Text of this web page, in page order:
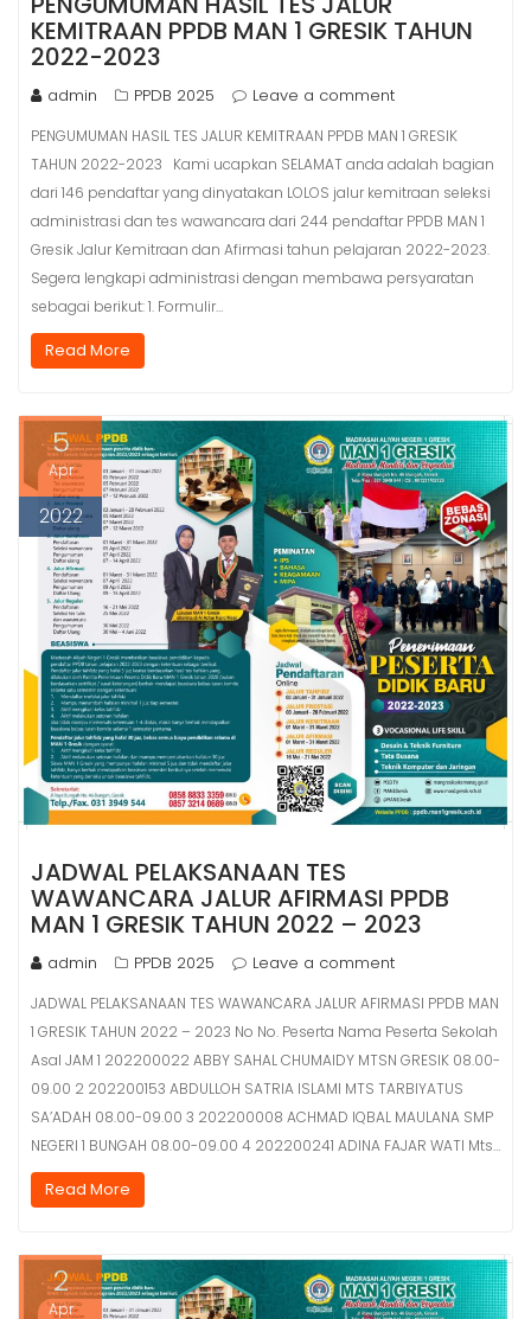
KEMITRAAN PPDB MAN 1 GRESIK TAHUN
2022-2023
admin PPDB 2025 Leave a comment
PENGUMUMAN HASIL TES JALUR KEMITRAAN PPDB MAN 1 GRESIK
TAHUN 2022-2023 Kami ucapkan SELAMAT anda adalah bagian
dari 146 pendaftar yang dinyatakan LOLOS jalur kemitraan seleksi
administrasi dan tes wawancara dari 244 pendaftar PPDB MAN 1
Gresik Jalur Kemitraan dan Afirmasi tahun pelajaran 2022-2023.
Segera lengkapi administrasi dengan membawa persyaratan
sebagai berikut: 1. Formulir…
Read More
5
Apr
2022
JADWAL PELAKSANAAN TES
WAWANCARA JALUR AFIRMASI PPDB
MAN 1 GRESIK TAHUN 2022 – 2023
admin PPDB 2025 Leave a comment
JADWAL PELAKSANAAN TES WAWANCARA JALUR AFIRMASI PPDB MAN
1 GRESIK TAHUN 2022 – 2023 No No. Peserta Nama Peserta Sekolah
Asal JAM 1 202200022 ABBY SAHAL CHUMAIDY MTSN GRESIK 08.00-
09.00 2 202200153 ABDULLOH SATRIA ISLAMI MTS TARBIYATUS
SA’ADAH 08.00-09.00 3 202200008 ACHMAD IQBAL MAULANA SMP
NEGERI 1 BUNGAH 08.00-09.00 4 202200241 ADINA FAJAR WATI Mts…
Read More
2
Apr